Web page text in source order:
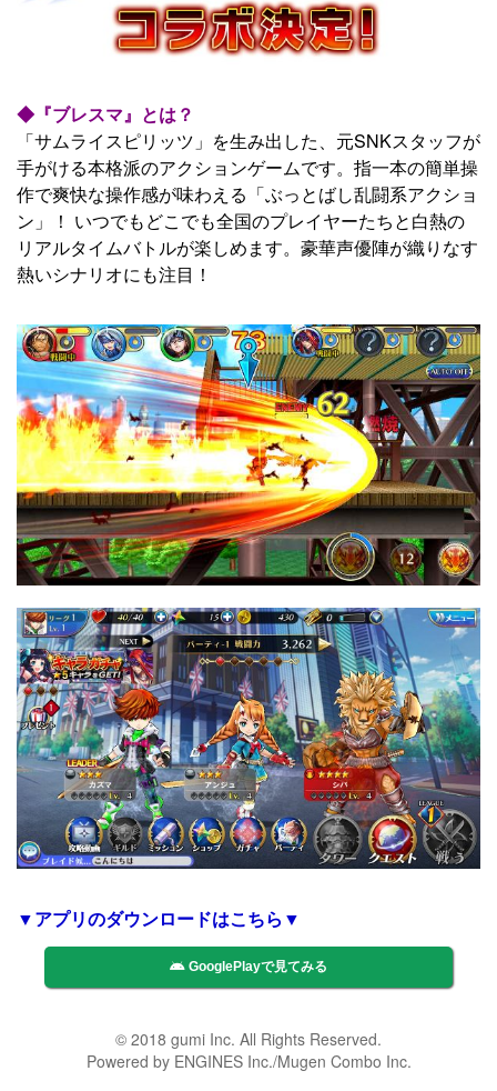
◆『ブレスマ』とは？
「サムライスピリッツ」を生み出した、元SNKスタッフが
手がける本格派のアクションゲームです。指一本の簡単操
作で爽快な操作感が味わえる「ぶっとばし乱闘系アクショ
ン」！ いつでもどこでも全国のプレイヤーたちと白熱の
リアルタイムバトルが楽しめます。豪華声優陣が織りなす
熱いシナリオにも注目！
▼アプリのダウンロードはこちら▼
GooglePlayで見てみる
© 2018 gumi Inc. All Rights Reserved.
Powered by ENGINES Inc./Mugen Combo Inc.